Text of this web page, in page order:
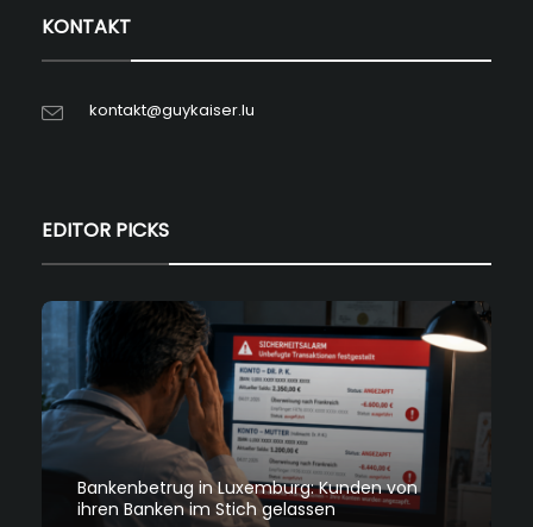
KONTAKT
kontakt@guykaiser.lu
EDITOR PICKS
Bankenbetrug in Luxemburg: Kunden von
ihren Banken im Stich gelassen